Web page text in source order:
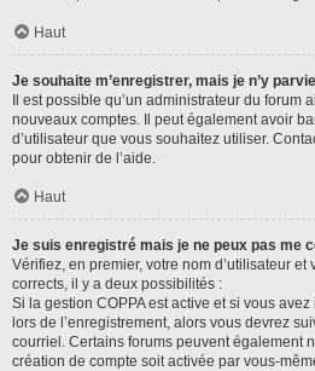
Haut
Je souhaite m’enregistrer, mais je n’y
Il est possible qu’un administrateur du forum
nouveaux comptes. Il peut également avoir
d’utilisateur que vous souhaitez utiliser.
pour obtenir de l’aide.
Haut
Je suis enregistré mais je ne peux pas me
Vérifiez, en premier, votre nom d’utilisateur et
corrects, il y a deux possibilités :
Si la gestion COPPA est active et si vous
lors de l’enregistrement, alors vous devrez
courriel. Certains forums peuvent également
création de compte soit activée par vous-